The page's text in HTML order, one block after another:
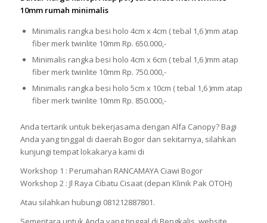
10mm rumah minimalis
Minimalis rangka besi holo 4cm x 4cm ( tebal 1,6 )mm atap
fiber merk twinlite 10mm Rp. 650.000,-
Minimalis rangka besi holo 4cm x 6cm ( tebal 1,6 )mm atap
fiber merk twinlite 10mm Rp. 750.000,-
Minimalis rangka besi holo 5cm x 10cm ( tebal 1,6 )mm atap
fiber merk twinlite 10mm Rp. 850.000,-
Anda tertarik untuk bekerjasama dengan Alfa Canopy? Bagi
Anda yang tinggal di daerah Bogor dan sekitarnya, silahkan
kunjungi tempat lokakarya kami di
Workshop 1 : Perumahan RANCAMAYA Ciawi Bogor
Workshop 2 : Jl Raya Cibatu Cisaat (depan Klinik Pak OTOH)
Atau silahkan hubungi 081212887801.